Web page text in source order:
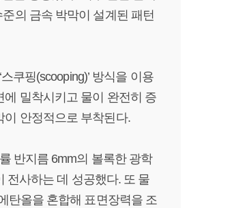
의 금속 박막이 설계된 패턴
쿠핑(scooping)’ 방식을 이용
밀착시키고 물이 완전히 증
이 안정적으로 부착된다.
반지름 6mm의 볼록한 광학
전사하는 데 성공했다. 또 물
탄올을 혼합해 표면장력을 조